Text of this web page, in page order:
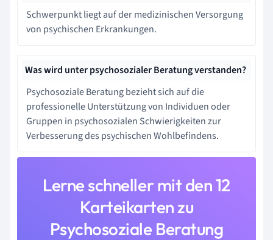
Schwerpunkt liegt auf der medizinischen Versorgung
von psychischen Erkrankungen.
Was wird unter psychosozialer Beratung verstanden?
Psychosoziale Beratung bezieht sich auf die
professionelle Unterstützung von Individuen oder
Gruppen in psychosozialen Schwierigkeiten zur
Verbesserung des psychischen Wohlbefindens.
Lerne schneller mit den 12
Karteikarten zu
Psychosoziale Beratung